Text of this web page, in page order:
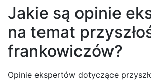
Jakie są opinie
na temat
frankowiczów?
Opinie ekspertów dotyczące